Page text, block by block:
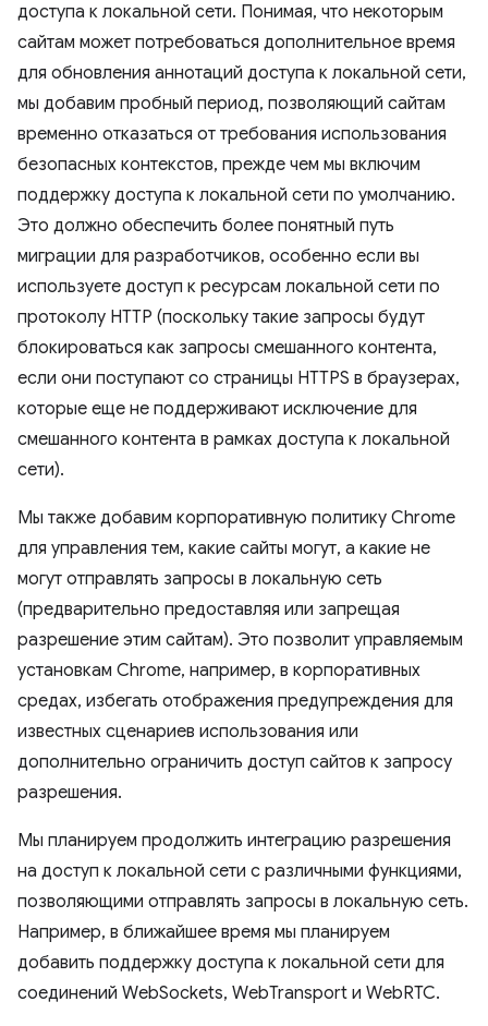
доступа к локальной сети. Понимая, что некоторым
сайтам может потребоваться дополнительное время
для обновления аннотаций доступа к локальной сети,
мы добавим пробный период, позволяющий сайтам
временно отказаться от требования использования
безопасных контекстов, прежде чем мы включим
поддержку доступа к локальной сети по умолчанию.
Это должно обеспечить более понятный путь
миграции для разработчиков, особенно если вы
используете доступ к ресурсам локальной сети по
протоколу HTTP (поскольку такие запросы будут
блокироваться как запросы смешанного контента,
если они поступают со страницы HTTPS в браузерах,
которые еще не поддерживают исключение для
смешанного контента в рамках доступа к локальной
сети).
Мы также добавим корпоративную политику Chrome
для управления тем, какие сайты могут, а какие не
могут отправлять запросы в локальную сеть
(предварительно предоставляя или запрещая
разрешение этим сайтам). Это позволит управляемым
установкам Chrome, например, в корпоративных
средах, избегать отображения предупреждения для
известных сценариев использования или
дополнительно ограничить доступ сайтов к запросу
разрешения.
Мы планируем продолжить интеграцию разрешения
на доступ к локальной сети с различными функциями,
позволяющими отправлять запросы в локальную сеть.
Например, в ближайшее время мы планируем
добавить поддержку доступа к локальной сети для
соединений WebSockets, WebTransport и WebRTC.